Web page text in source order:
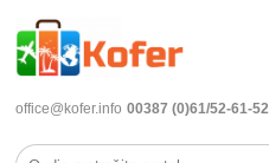
office@kofer.info 00387 (0)61/52-61-52